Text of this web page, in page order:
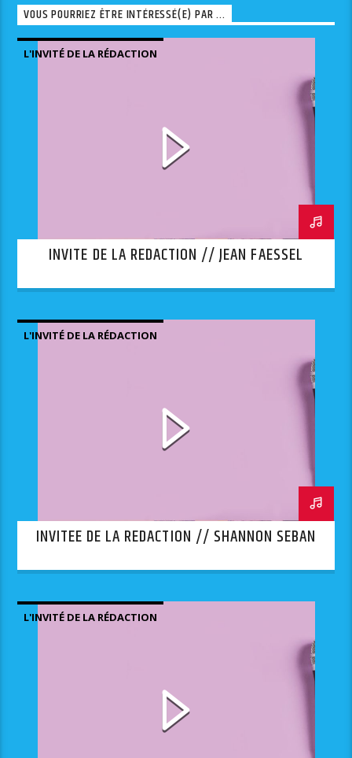
VOUS POURRIEZ ÊTRE INTÉRESSÉ(E) PAR ...
L'INVITÉ DE LA RÉDACTION
INVITE DE LA REDACTION // JEAN FAESSEL
L'INVITÉ DE LA RÉDACTION
INVITEE DE LA REDACTION // SHANNON SEBAN
L'INVITÉ DE LA RÉDACTION